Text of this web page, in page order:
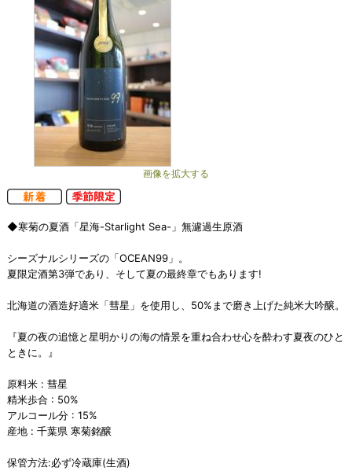
画像を拡大する
◆寒菊の夏酒「星海-Starlight Sea-」無濾過生原酒
シーズナルシリーズの「OCEAN99」。
夏限定酒第3弾であり、そして夏の最終章でもあります!
北海道の酒造好適米「彗星」を使用し、50%まで磨き上げた純米大吟醸。
『夏の夜の追憶と星明かりの海の情景を重ね合わせ心を酔わす夏夜のひと
ときに。』
原料米 : 彗星
精米歩合 : 50%
アルコール分 : 15%
産地 : 千葉県 寒菊銘醸
保管方法:必ず冷蔵庫(生酒)